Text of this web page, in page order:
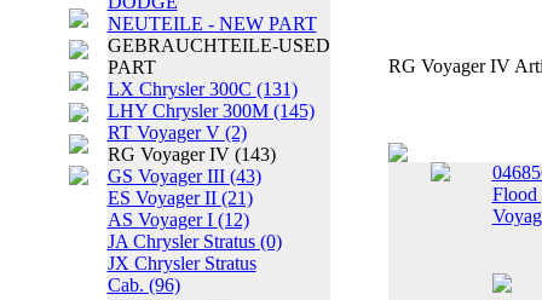
NEUTEILE - NEW PART
GEBRAUCHTEILE-USED
PART
LX Chrysler 300C (131)
LHY Chrysler 300M (145)
RT Voyager V (2)
RG Voyager IV (143)
GS Voyager III (43)
ES Voyager II (21)
AS Voyager I (12)
JA Chrysler Stratus (0)
JX Chrysler Stratus
Cab. (96)
RG Voyager IV
Flood